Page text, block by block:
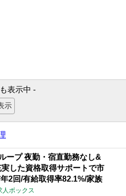
表示中 -
ープ 夜勤・宿直勤務なし&
した資格取得サポートで市
2回/有給取得率82.1%/家族
人ボックス